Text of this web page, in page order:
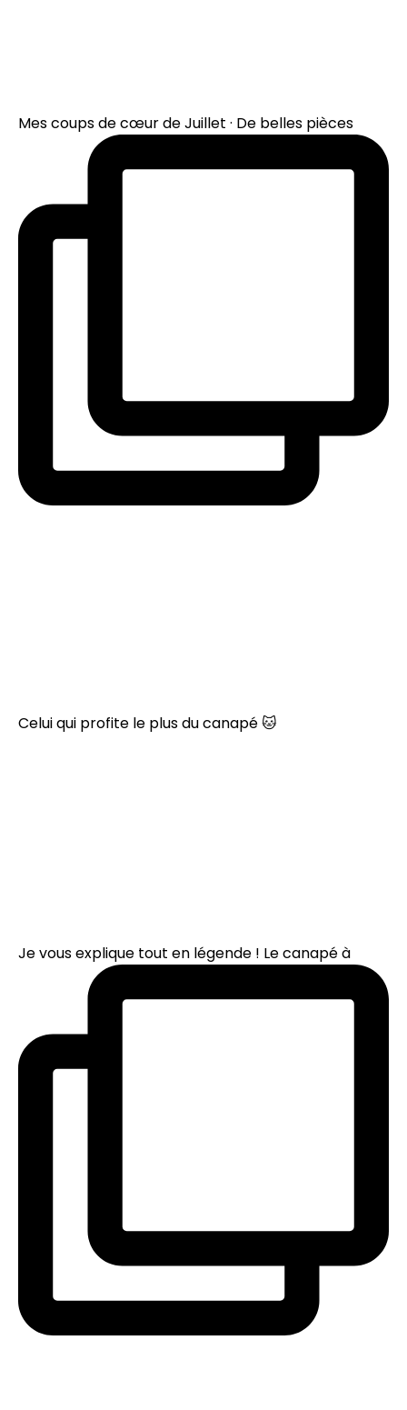
Mes coups de cœur de Juillet · De belles pièces
Celui qui profite le plus du canapé 🐱
Je vous explique tout en légende ! Le canapé à